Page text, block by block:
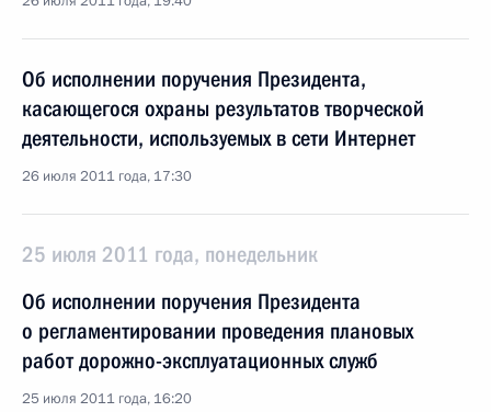
Об исполнении поручения Президента,
касающегося охраны результатов творческой
деятельности, используемых в сети Интернет
26 июля 2011 года, 17:30
25 июля 2011 года, понедельник
Об исполнении поручения Президента
о регламентировании проведения плановых
работ дорожно-эксплуатационных служб
25 июля 2011 года, 16:20